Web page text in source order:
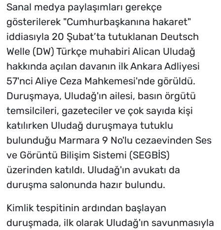
Sanal medya paylaşımları gerekçe
gösterilerek "Cumhurbaşkanına hakaret"
iddiasıyla 20 Şubat’ta tutuklanan Deutsch
Welle (DW) Türkçe muhabiri Alican Uludağ
hakkında açılan davanın ilk Ankara Adliyesi
57'nci Aliye Ceza Mahkemesi'nde görüldü.
Duruşmaya, Uludağ'ın ailesi, basın örgütü
temsilcileri, gazeteciler ve çok sayıda kişi
katılırken Uludağ duruşmaya tutuklu
bulunduğu Marmara 9 No'lu cezaevinden Ses
ve Görüntü Bilişim Sistemi (SEGBİS)
üzerinden katıldı. Uludağ'ın avukatı da
duruşma salonunda hazır bulundu.
Kimlik tespitinin ardından başlayan
duruşmada, ilk olarak Uludağ'ın savunmasıyla